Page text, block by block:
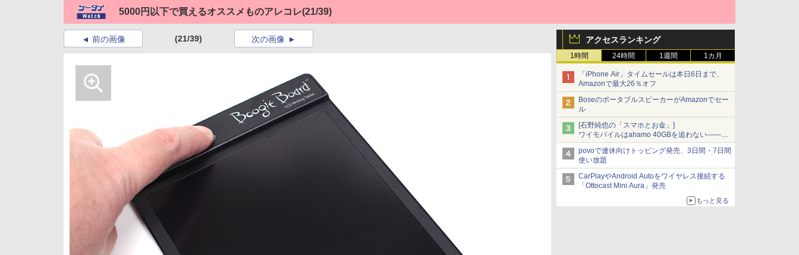
5000円以下で買えるオススメものアレコレ(21/39)
アクセスランキング
1時間 24時間 1週間 1カ月
「iPhone Air」タイムセールは本日6日まで、
Amazonで最大26％オフ
BoseのポータブルスピーカーがAmazonでセー
ル
[石野純也の「スマホとお金」]
ワイモバイルはahamo 40GBを追わない――単
身向け「超おトク割」の安さと1年限定の注意
点
povoで連休向けトッピング発売、3日間・7日間
使い放題
CarPlayやAndroid Autoをワイヤレス接続する
「Ottocast Mini Aura」発売
もっと見る
前の画像 (21/39) 次の画像